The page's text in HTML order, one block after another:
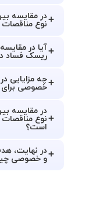
در مقایسه
نوع
آیا در
ریسک فساد
چه مزایایی
خصوصی برای
در مقایسه
نوع
است؟
در نهایت،
و خصوصی